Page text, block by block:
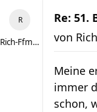
Rich-Ffm17
Re: 51.
von
Meine
immer
schon,